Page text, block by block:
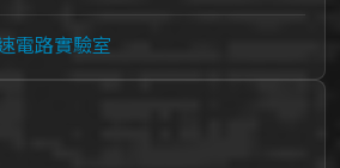
電路實驗室